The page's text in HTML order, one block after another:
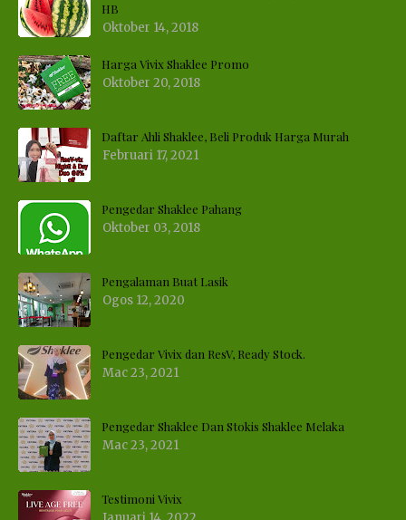
HB
Oktober 14, 2018
Harga Vivix Shaklee Promo
Oktober 20, 2018
Daftar Ahli Shaklee, Beli Produk Harga Murah
Februari 17, 2021
Pengedar Shaklee Pahang
Oktober 03, 2018
Pengalaman Buat Lasik
Ogos 12, 2020
Pengedar Vivix dan ResV, Ready Stock.
Mac 23, 2021
Pengedar Shaklee Dan Stokis Shaklee Melaka
Mac 23, 2021
Testimoni Vivix